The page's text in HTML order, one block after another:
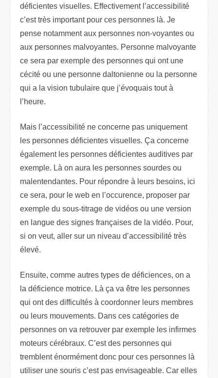
déficientes visuelles. Effectivement l’accessibilité
c’est très important pour ces personnes là. Je
pense notamment aux personnes non-voyantes ou
aux personnes malvoyantes. Personne malvoyante
ce sera par exemple des personnes qui ont une
cécité ou une personne daltonienne ou la personne
qui a la vision tubulaire que j’évoquais tout à
l’heure.
Mais l’accessibilité ne concerne pas uniquement
les personnes déficientes visuelles. Ça concerne
également les personnes déficientes auditives par
exemple. Là on aura les personnes sourdes ou
malentendantes. Pour répondre à leurs besoins, ici
ce sera, pour le web en l’occurence, proposer par
exemple du sous-titrage de vidéos ou une version
en langue des signes françaises de la vidéo. Pour,
si on veut, aller sur un niveau d’accessibilité très
élevé.
Ensuite, comme autres types de déficiences, on a
la déficience motrice. Là ça va être les personnes
qui ont des difficultés à coordonner leurs membres
ou leurs mouvements. Dans ces catégories de
personnes on va retrouver par exemple les infirmes
moteurs cérébraux. C’est des personnes qui
tremblent énormément donc pour ces personnes là
utiliser une souris c’est pas envisageable. Car elles